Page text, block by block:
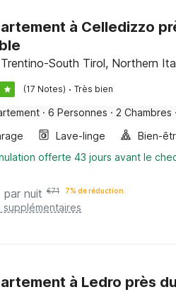
à Celledizzo
South Tirol, Northern
(17 Notes) · Très bien
· 6 Personnes · 2 Chambres ·
Lave-linge Bien-
offerte 43 jours avant le
par nuit €71 7% de réduction
supplémentaires
à Ledro près